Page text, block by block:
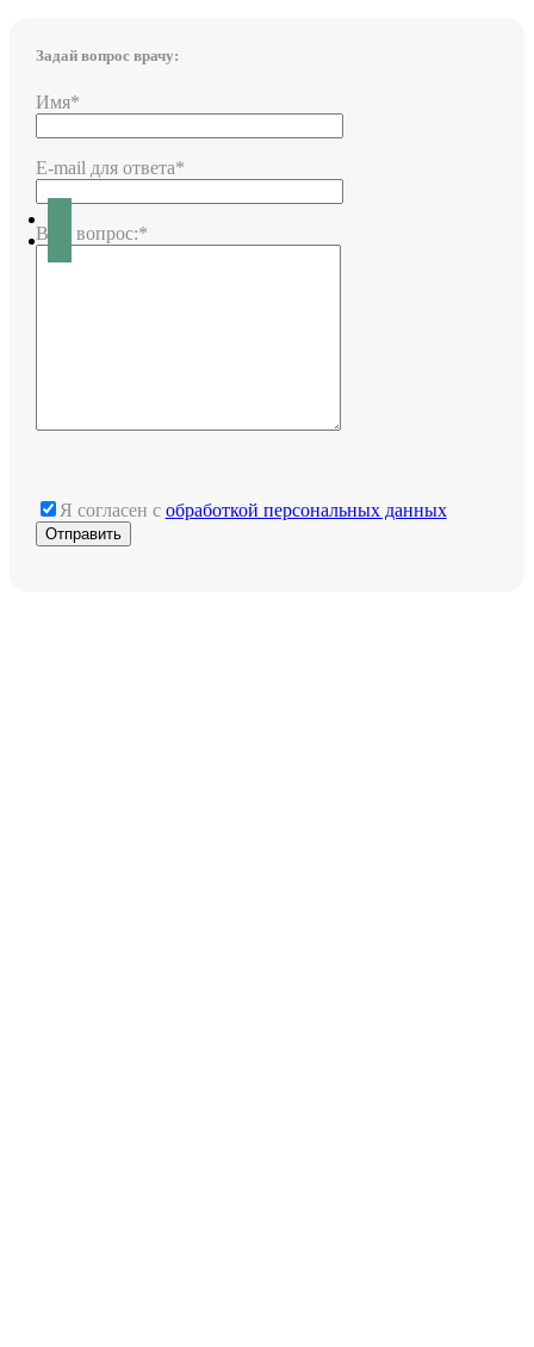
Задай вопрос врачу:
Имя*
E-mail для ответа*
Ваш вопрос:*
Я согласен с обработкой персональных данных